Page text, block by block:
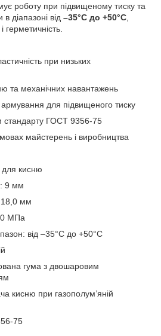
роботу при підвищеному тиску та
діапазоні від –35°C до +50°C
герметичність.
при низьких
та механічних навантажень
для підвищеного тиску
стандарту ГОСТ 9356-75
майстерень і виробництва
для кисню
9 мм
18,0 мм
МПа
від –35°C до +50°C
гума з двошаровим
кисню при газополум’яній
75